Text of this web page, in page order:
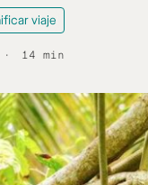
viaje
14 min